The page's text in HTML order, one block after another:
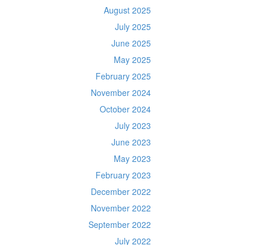
August 2025
July 2025
June 2025
May 2025
February 2025
November 2024
October 2024
July 2023
June 2023
May 2023
February 2023
December 2022
November 2022
September 2022
July 2022